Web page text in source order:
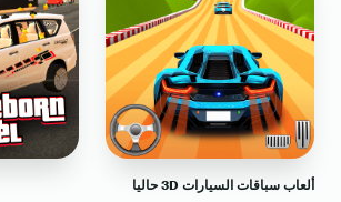
ألعاب سباقات السيارات 3D حاليا